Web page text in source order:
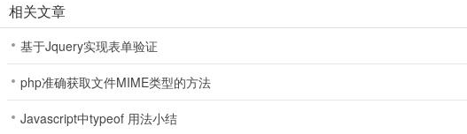
v1.773.125优化了游戏的体验~
相关文章
基于Jquery实现表单验证
php准确获取文件MIME类型的方法
Javascript中typeof 用法小结